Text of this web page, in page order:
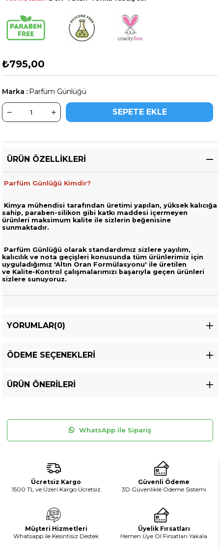
₺795,00
Marka : Parfüm Günlüğü
ÜRÜN ÖZELLIKLERI
Parfüm Günlüğü Kimdir?
Kimya mühendisi tarafından üretimi yapılan, yüksek kalıcığa
sahip, paraben-silikon gibi katkı maddesi içermeyen
ürünleri maksimum kalite ile sizlerin beğenisine
sunmaktadır.
Parfüm Günlüğü olarak standardımız sizlere yayılım,
kalıcılık ve nota geçişleri konusunda tüm ürünlerimiz için
uyguladığımız 'Altın Oran Formülasyonu' ile üretilen
ve Kalite-Kontrol çalışmalarımızı başarıyla geçen ürünleri
sizlere sunuyoruz.
YORUMLAR(0)
ÖDEME SEÇENEKLERI
ÜRÜN ÖNERILERI
WhatsApp ile Sipariş
Ücretsiz Kargo
1500 TL ve Üzeri Kargo Ücretsiz
Güvenli Ödeme
3D Güvenlikle Ödeme Sistemi
Müşteri Hizmetleri
Whatsapp ile Kesintisiz Destek
Üyelik Fırsatları
Hemen Üye Ol Fırsatları Yakala